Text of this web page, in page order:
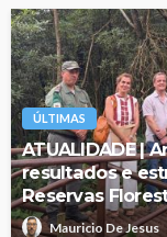
ÚLTIMAS
ATUALIDADE |
resultados e
Reservas
Mauricio De Jesus